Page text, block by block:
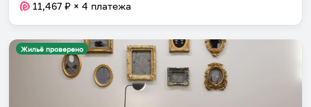
11,467 ₽ × 4 платежа
Жильё проверено